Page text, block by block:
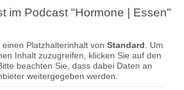
im Podcast "Hormone | Essen"
Platzhalterinhalt von Standard . Um
Inhalt zuzugreifen, klicken Sie auf den
beachten Sie, dass dabei Daten an
weitergegeben werden.